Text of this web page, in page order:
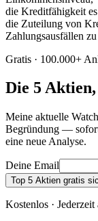
die Kreditfähigkeit
die Zuteilung von
Zahlungsausfällen
Gratis · 100.000+
Die 5
Meine aktuelle
Begründung —
eine neue Analyse.
Deine Email
Top 5 Aktien gratis
Kostenlos ·